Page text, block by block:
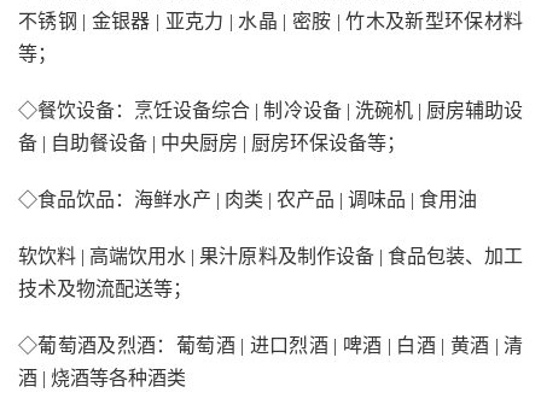
不锈钢 | 金银器 | 亚克力 | 水晶 | 密胺 | 竹木及新型环保材料
等；
◇餐饮设备：烹饪设备综合 | 制冷设备 | 洗碗机 | 厨房辅助设
备 | 自助餐设备 | 中央厨房 | 厨房环保设备等；
◇食品饮品：海鲜水产 | 肉类 | 农产品 | 调味品 | 食用油
软饮料 | 高端饮用水 | 果汁原料及制作设备 | 食品包装、加工
技术及物流配送等；
◇葡萄酒及烈酒：葡萄酒 | 进口烈酒 | 啤酒 | 白酒 | 黄酒 | 清
酒 | 烧酒等各种酒类